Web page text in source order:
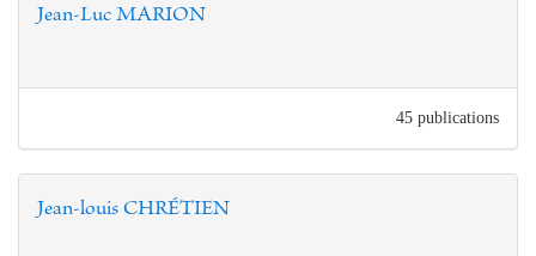
Jean-Luc MARION
45 publications
Jean-louis CHRÉTIEN